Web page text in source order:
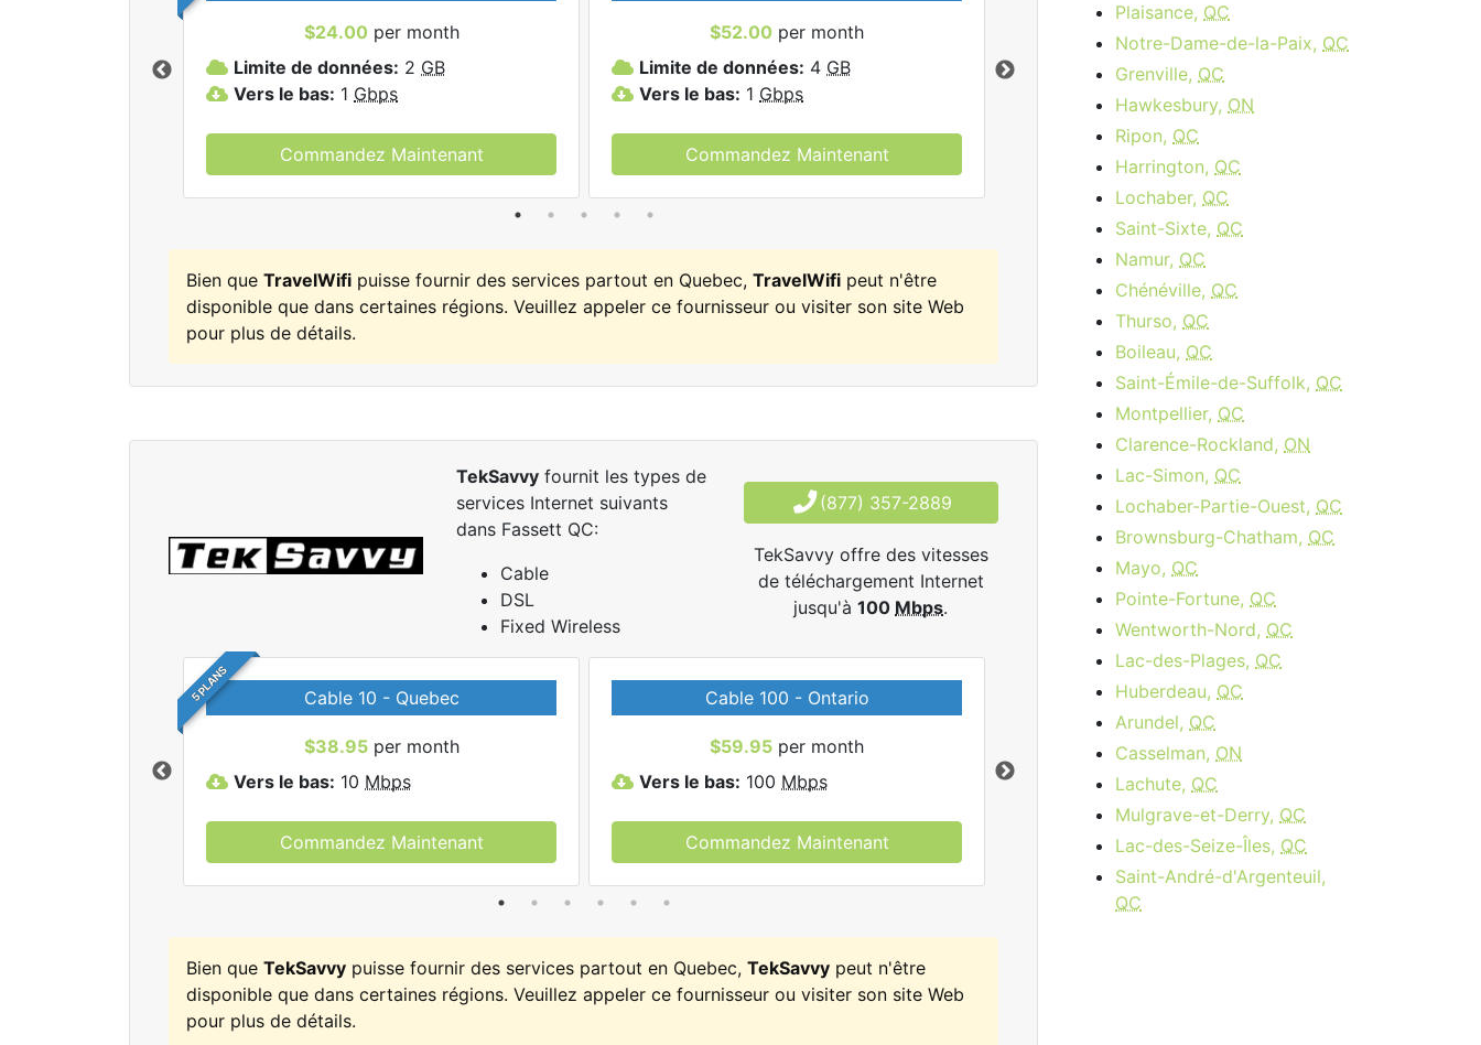
$24.00 per month
Limite de données: 2 GB
Vers le bas: 1 Gbps
Commandez Maintenant
$52.00 per month
Limite de données: 4 GB
Vers le bas: 1 Gbps
Commandez Maintenant
$74.00 per month
Limite de données:8
Vers le bas:
1 Gbps
Commandez Maintenant
Bien que TravelWifi puisse fournir des services partout en Quebec, TravelWifi peut n'être
disponible que dans certaines régions. Veuillez appeler ce fournisseur ou visiter son site Web
pour plus de détails.
TekSavvyfournit les types de
services Internet suivants
dans Fassett QC:
Cable
DSL
Fixed Wireless
(877) 357-2889
TekSavvy offre des vitesses
de téléchargement Internet
jusqu'à100 Mbps.
5 PLANS Cable 10 - Quebec
$38.95per month
Vers le bas: 10 Mbps
Commandez Maintenant
Cable 100 - Ontario
$59.95 per month
Vers le bas: 100 Mbps
Commandez Maintenant
Cable 15 - AB, BC
$34.95per month
Vers le bas:15Mbps
Commandez Maintenant
Bien que TekSavvy puisse fournir des services partout en Quebec, TekSavvy peut n'être
disponible que dans certaines régions. Veuillez appeler ce fournisseur ou visiter son site Web
pour plus de détails.
Plaisance, QC
Notre-Dame-de-la-Paix, QC
Grenville, QC
Hawkesbury, ON
Ripon, QC
Harrington, QC
Lochaber, QC
Saint-Sixte, QC
Namur, QC
Chénéville, QC
Thurso, QC
Boileau, QC
Saint-Émile-de-Suffolk, QC
Montpellier, QC
Clarence-Rockland, ON
Lac-Simon, QC
Lochaber-Partie-Ouest, QC
Brownsburg-Chatham, QC
Mayo, QC
Pointe-Fortune, QC
Wentworth-Nord, QC
Lac-des-Plages, QC
Huberdeau, QC
Arundel, QC
Casselman, ON
Lachute, QC
Mulgrave-et-Derry, QC
Lac-des-Seize-Îles, QC
Saint-André-d'Argenteuil,
QC